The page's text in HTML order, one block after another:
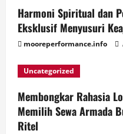
Harmoni Spiritual dan
Eksklusif Menyusuri
mooreperformance.info
Uncategorized
Membongkar Rahasia
Memilih Sewa Armada
Ritel